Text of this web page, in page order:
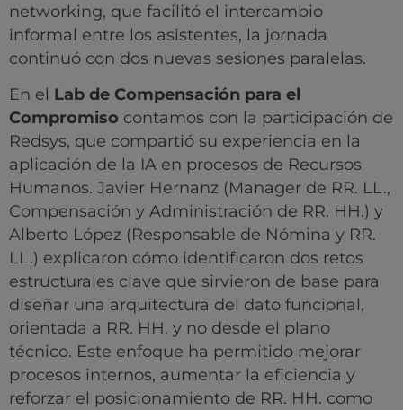
networking, que facilitó el intercambio
informal entre los asistentes, la jornada
continuó con dos nuevas sesiones paralelas.
En el Lab de Compensación para el
Compromiso contamos con la participación de
Redsys, que compartió su experiencia en la
aplicación de la IA en procesos de Recursos
Humanos. Javier Hernanz (Manager de RR. LL.,
Compensación y Administración de RR. HH.) y
Alberto López (Responsable de Nómina y RR.
LL.) explicaron cómo identificaron dos retos
estructurales clave que sirvieron de base para
diseñar una arquitectura del dato funcional,
orientada a RR. HH. y no desde el plano
técnico. Este enfoque ha permitido mejorar
procesos internos, aumentar la eficiencia y
reforzar el posicionamiento de RR. HH. como